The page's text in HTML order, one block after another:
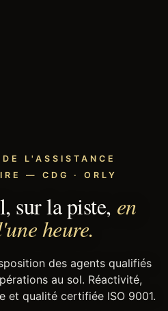
L'ASSISTANCE
— CDG · ORLY
sur la piste, en
heure.
des agents qualifiés
au sol. Réactivité,
et qualité certifiée ISO 9001.